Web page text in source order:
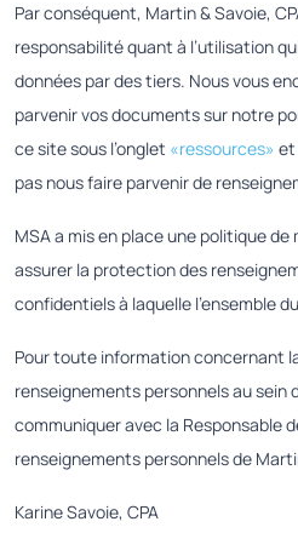
Par conséquent, Martin & Savoie,
responsabilité quant à l’utilisation
données par des tiers. Nous vous
parvenir vos documents sur notre
ce site sous l’onglet «ressources» et
pas nous faire parvenir de
MSA a mis en place une politique
assurer la protection des
confidentiels à laquelle l’ensemble
Pour toute information concernant
renseignements personnels au sein
communiquer avec la Responsable
renseignements personnels de
Karine Savoie, CPA